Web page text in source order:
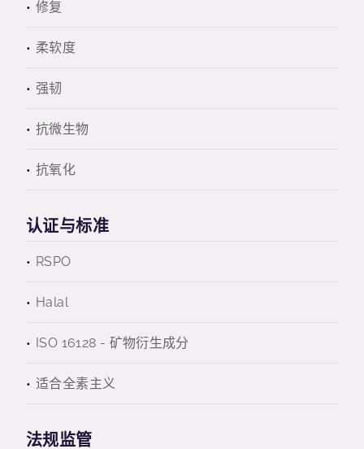
修复
柔软度
强韧
抗微生物
抗氧化
认证与标准
RSPO
Halal
ISO 16128 - 矿物衍生成分
适合全素主义
法规监管